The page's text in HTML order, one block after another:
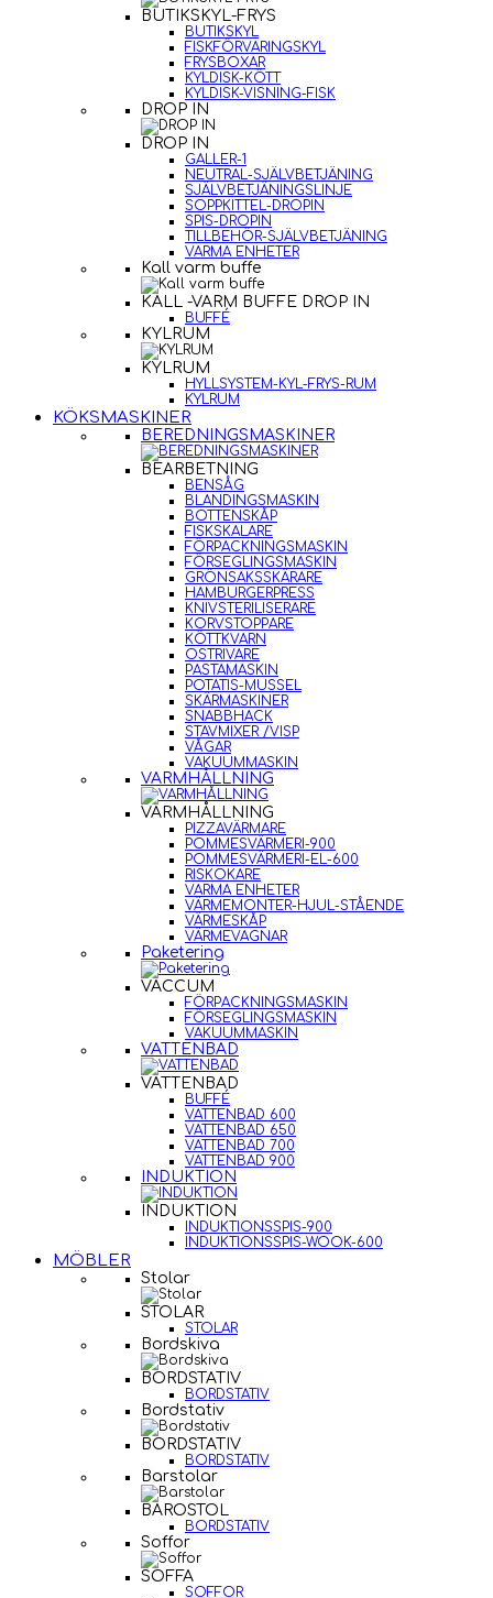
BUTIKSKYL-FRYS
BUTIKSKYL
FISKFÖRVARINGSKYL
FRYSBOXAR
KYLDISK-KÖTT
KYLDISK-VISNING-FISK
DROP IN
DROP IN
GALLER-1
NEUTRAL-SJÄLVBETJÄNING
SJÄLVBETJÄNINGSLINJE
SOPPKITTEL-DROPIN
SPIS-DROPIN
TILLBEHÖR-SJÄLVBETJÄNING
VARMA ENHETER
Kall varm buffe
KALL -VARM BUFFE DROP IN
BUFFÉ
KYLRUM
KYLRUM
HYLLSYSTEM-KYL-FRYS-RUM
KYLRUM
KÖKSMASKINER
BEREDNINGSMASKINER
BEARBETNING
BENSÅG
BLANDINGSMASKIN
BOTTENSKÅP
FISKSKALARE
FÖRPACKNINGSMASKIN
FÖRSEGLINGSMASKIN
GRÖNSAKSSKÄRARE
HAMBURGERPRESS
KNIVSTERILISERARE
KORVSTOPPARE
KÖTTKVARN
OSTRIVARE
PASTAMASKIN
POTATIS-MUSSEL
SKÄRMASKINER
SNABBHACK
STAVMIXER /VISP
VÅGAR
VAKUUMMASKIN
VARMHÅLLNING
VARMHÅLLNING
PIZZAVÄRMARE
POMMESVÄRMERI-900
POMMESVÄRMERI-EL-600
RISKOKARE
VARMA ENHETER
VÄRMEMONTER-HJUL-STÅENDE
VÄRMESKÅP
VÄRMEVAGNAR
Paketering
VACCUM
FÖRPACKNINGSMASKIN
FÖRSEGLINGSMASKIN
VAKUUMMASKIN
VATTENBAD
VATTENBAD
BUFFÉ
VATTENBAD 600
VATTENBAD 650
VATTENBAD 700
VATTENBAD 900
INDUKTION
INDUKTION
INDUKTIONSSPIS-900
INDUKTIONSSPIS-WOOK-600
MÖBLER
Stolar
STOLAR
STOLAR
Bordskiva
BORDSTATIV
BORDSTATIV
Bordstativ
BORDSTATIV
BORDSTATIV
Barstolar
BAROSTOL
BORDSTATIV
Soffor
SOFFA
SOFFOR